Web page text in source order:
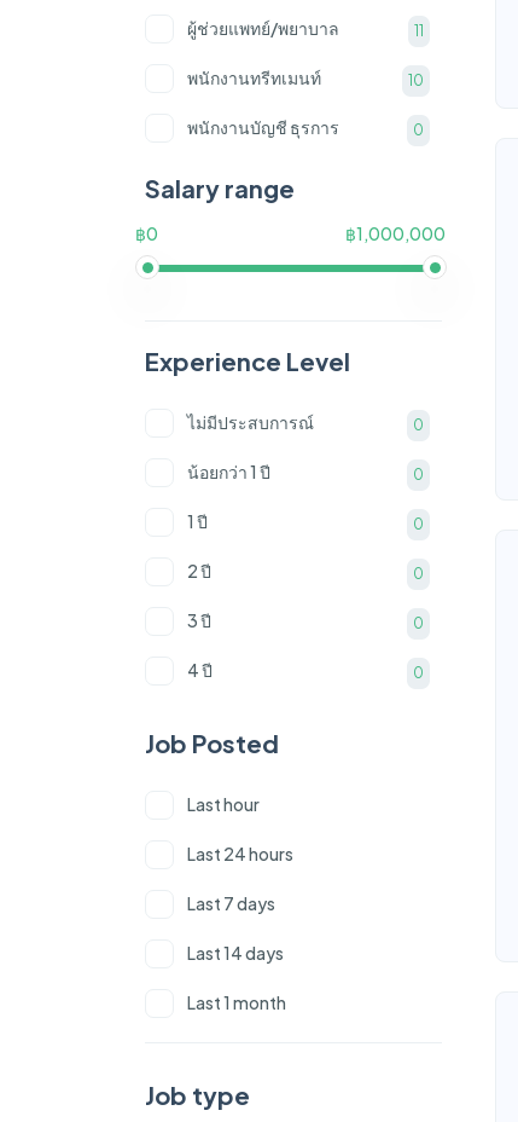
ผู้ช่วยแพทย์/พยาบาล 11
พนักงานทรีทเมนท์ 10
พนักงานบัญชี ธุรการ 0
3
กราฟฟิกดีไซด์
พนักงานตอบออนไลน์
เจ้าหน้าที่ฝ่ายบุคคล 0
พนักงานทำความสะอาด 0
วิสัญญีแพทย์ 0
ช่างภาพ/วีดีโอ/ตัดต่อคลิป 0
นักกายภาพบำบัด 0
Salary range
฿0 ฿1,000,000
Experience Level
ไม่มีประสบการณ์ 0
น้อยกว่า 1 ปี 0
1 ปี 0
2 ปี 0
3 ปี 0
4 ปี 0
7 ปี
8 ปี
9 ปี
มากกว่า 10 ปี
Job Posted
Last hour
Last 24 hours
Last 7 days
Last 14 days
Last 1 month
Job type